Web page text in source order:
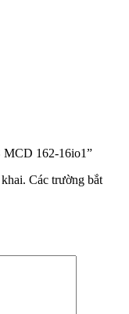
MCD 162-16io1”
Các trường bắt